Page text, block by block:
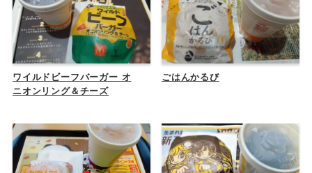
ワイルドビーフバーガー オ
ニオンリング＆チーズ
ごはんかるび